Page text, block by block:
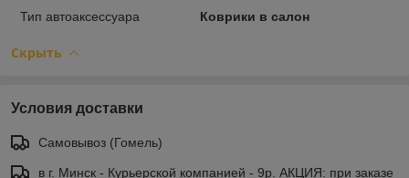
Тип автоаксессуара
Коврики в салон
Скрыть
Условия доставки
Самовывоз (Гомель)
в г. Минск - Курьерской компанией - 9р. АКЦИЯ: при заказе